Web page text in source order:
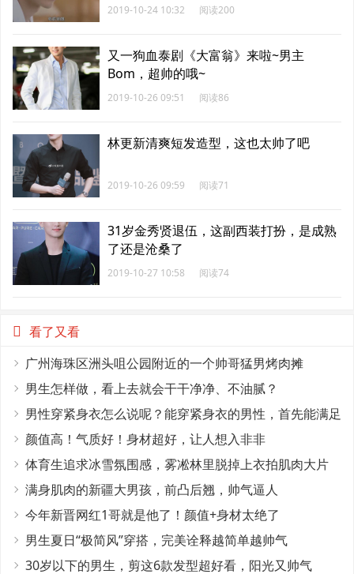
2019-10-24 10:32 阅读200
又一狗血泰剧《大富翁》来啦~男主
Bom，超帅的哦~
2019-10-26 09:51 阅读86
林更新清爽短发造型，这也太帅了吧
2019-10-26 09:59 阅读71
31岁金秀贤退伍，这副西装打扮，是成熟
了还是沧桑了
2019-10-27 10:58 阅读74
看了又看
广州海珠区洲头咀公园附近的一个帅哥猛男烤肉摊
男生怎样做，看上去就会干干净净、不油腻？
男性穿紧身衣怎么说呢？能穿紧身衣的男性，首先能满足
这4个条件
颜值高！气质好！身材超好，让人想入非非
体育生追求冰雪氛围感，雾凇林里脱掉上衣拍肌肉大片
满身肌肉的新疆大男孩，前凸后翘，帅气逼人
今年新晋网红1哥就是他了！颜值+身材太绝了
男生夏日“极简风”穿搭，完美诠释越简单越帅气
30岁以下的男生，剪这6款发型超好看，阳光又帅气